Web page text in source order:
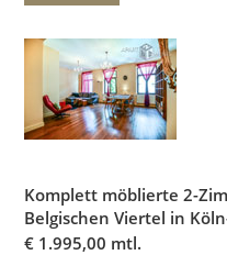
Komplett möblierte 2-
Belgischen Viertel in
€ 1.995,00 mtl.